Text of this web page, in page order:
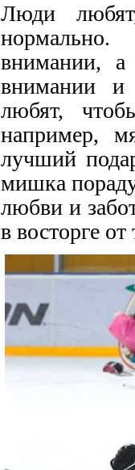
Люди
внимании, а
внимании и
любят,
например,
лучший
мишка
любви и
в восторге от